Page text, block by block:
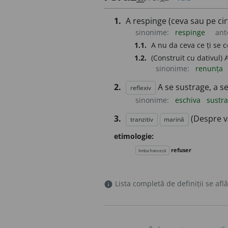
1. A respinge (ceva sau pe
sinonime: respinge
1.1. A nu da ceva ce ți se
1.2. (Construit cu dativul)
sinonime:
renunța
2. reflexiv A se sustrage, a
sinonime: eschiva
3. tranzitiv marină (Despre
etimologie:
limba franceză refuser
info Lista completă de definiții se